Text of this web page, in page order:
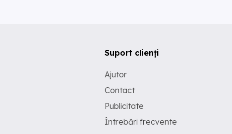
Suport clienți
Ajutor
Contact
Publicitate
Întrebări frecvente